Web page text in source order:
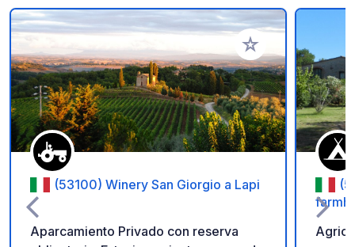
Añadir a tus
(53100) Winery San Giorgio a Lapi
Aparcamiento Privado con reserva